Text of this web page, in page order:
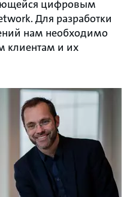
цифровым
Для разработки
нам необходимо
клиентам и их